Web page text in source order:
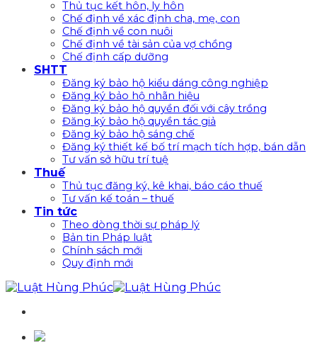
Thủ tục kết hôn, ly hôn
Chế định về xác định cha, mẹ, con
Chế định về con nuôi
Chế định về tài sản của vợ chồng
Chế định cấp dưỡng
SHTT
Đăng ký bảo hộ kiểu dáng công nghiệp
Đăng ký bảo hộ nhãn hiệu
Đăng ký bảo hộ quyền đối với cây trồng
Đăng ký bảo hộ quyền tác giả
Đăng ký bảo hộ sáng chế
Đăng ký thiết kế bố trí mạch tích hợp, bán dẫn
Tư vấn sở hữu trí tuệ
Thuế
Thủ tục đăng ký, kê khai, báo cáo thuế
Tư vấn kế toán – thuế
Tin tức
Theo dòng thời sự pháp lý
Bản tin Pháp luật
Chính sách mới
Quy định mới